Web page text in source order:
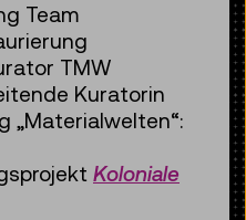
Team
TMW
Kuratorin
„Materialwelten“:
Koloniale